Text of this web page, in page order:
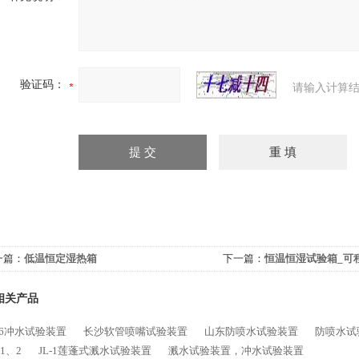
验证码： 请输入计算
： 低温恒定湿热箱 下一篇：恒温恒湿试验箱_可
关产品
冲水试验装置 长沙软管喷嘴试验装置 山东防喷水试验装置
防喷水
、2
JL-1莲蓬式溅水试验装置 溅水试验装置，冲水试验装置